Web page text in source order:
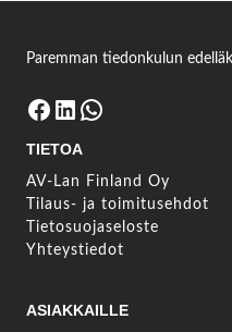
Paremman tiedonkulun
Facebook LinkedIn WhatsApp
TIETOA
AV-Lan Finland Oy
Tilaus- ja toimitusehdot
Tietosuojaseloste
Yhteystiedot
ASIAKKAILLE